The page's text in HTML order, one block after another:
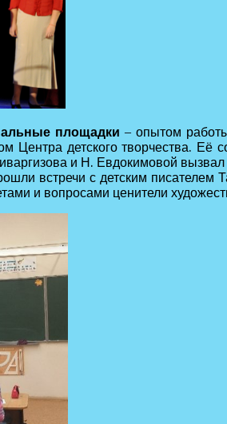
площадки – опытом
Центра детского творчества.
и Н. Евдокимовой
встречи с детским
и вопросами ценители